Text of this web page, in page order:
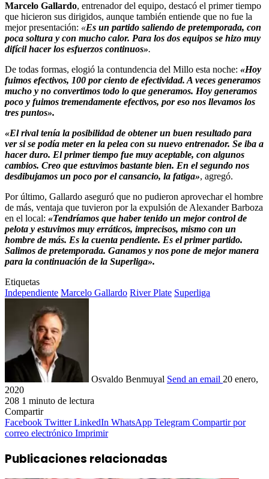
Marcelo Gallardo, entrenador del equipo, destacó el primer tiempo
que hicieron sus dirigidos, aunque también entiende que no fue la
mejor presentación: «Es un partido saliendo de pretemporada, con
poca soltura y con mucho calor. Para los dos equipos se hizo muy
difícil hacer los esfuerzos continuos».
De todas formas, elogió la contundencia del Millo esta noche: «Hoy
fuimos efectivos, 100 por ciento de efectividad. A veces generamos
mucho y no convertimos todo lo que generamos. Hoy generamos
poco y fuimos tremendamente efectivos, por eso nos llevamos los
tres puntos».
«El rival tenía la posibilidad de obtener un buen resultado para
ver si se podía meter en la pelea con su nuevo entrenador. Se iba a
hacer duro. El primer tiempo fue muy aceptable, con algunos
cambios. Creo que estuvimos bastante bien. En el segundo nos
desdibujamos un poco por el cansancio, la fatiga», agregó.
Por último, Gallardo aseguró que no pudieron aprovechar el hombre
de más, ventaja que tuvieron por la expulsión de Alexander Barboza
en el local: «Tendríamos que haber tenido un mejor control de
pelota y estuvimos muy erráticos, imprecisos, mismo con un
hombre de más. Es la cuenta pendiente. Es el primer partido.
Salimos de pretemporada. Ganamos y nos pone de mejor manera
para la continuación de la Superliga».
Etiquetas
Independiente Marcelo Gallardo River Plate Superliga
Osvaldo Benmuyal Send an email 20 enero,
2020
208 1 minuto de lectura
Compartir
Facebook Twitter LinkedIn WhatsApp Telegram Compartir por
correo electrónico Imprimir
Publicaciones relacionadas